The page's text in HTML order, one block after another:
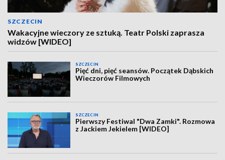
SZCZECIN
Wakacyjne wieczory ze sztuką. Teatr Polski zaprasza
widzów [WIDEO]
SZCZECIN
Pięć dni, pięć seansów. Początek Dąbskich
Wieczorów Filmowych
SZCZECIN
Pierwszy Festiwal "Dwa Zamki". Rozmowa
z Jackiem Jekielem [WIDEO]